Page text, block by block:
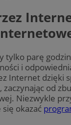
tylko parę
i
Internet dzięki
od
Niezwykle
okazać